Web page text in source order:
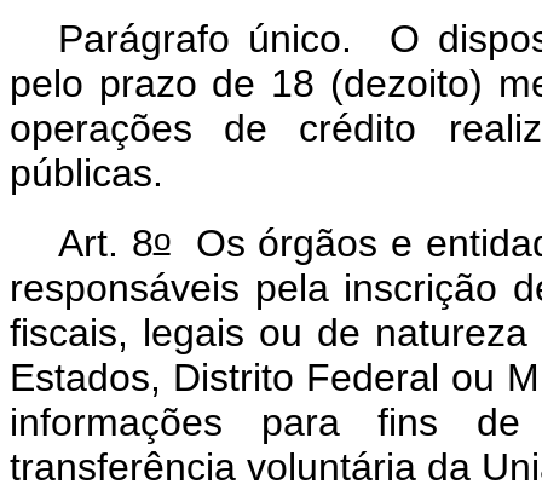
Parágrafo único. O
pelo prazo de 18 (dezoito)
operações de crédito
públicas.
Art. 8oOs órgãos e
responsáveis pela inscrição
fiscais, legais ou de
Estados, Distrito Federal ou
informações para fins
transferência voluntária da